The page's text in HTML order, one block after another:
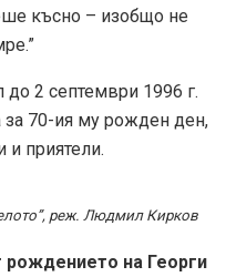
късно – изобщо не
до 2 септември 1996 г.
за 70-ия му рожден ден,
и приятели.
реж. Людмил Кирков
рождението на Георги